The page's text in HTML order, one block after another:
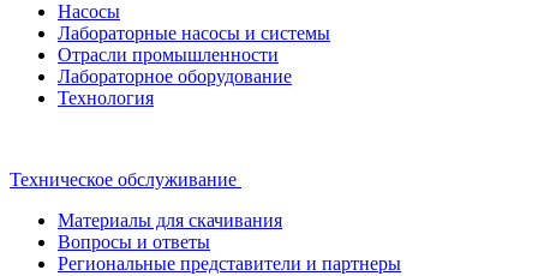
Насосы
Лабораторные насосы и системы
Отрасли промышленности
Лабораторное оборудование
Технология
Техническое обслуживание
Материалы для скачивания
Вопросы и ответы
Региональные представители и партнеры